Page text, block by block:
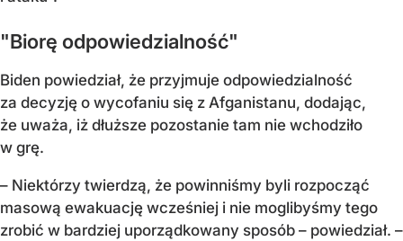
"Biorę odpowiedzialność"
Biden powiedział, że przyjmuje odpowiedzialność
za decyzję o wycofaniu się z Afganistanu, dodając,
że uważa, iż dłuższe pozostanie tam nie wchodziło
w grę.
– Niektórzy twierdzą, że powinniśmy byli rozpocząć
masową ewakuację wcześniej i nie moglibyśmy tego
zrobić w bardziej uporządkowany sposób – powiedział. –